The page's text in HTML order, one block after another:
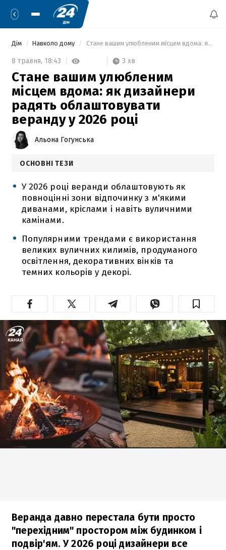
Дім Навколо дому Стане вашим улюбленим місцем вдома: як дизайнери радять облаштовувати веранду у 2026 році
8 травня, 18:43 3 хв
Стане вашим улюбленим
місцем вдома: як дизайнери
радять облаштовувати
веранду у 2026 році
Альона Гогунська
ОСНОВНІ ТЕЗИ
У 2026 році веранди облаштовують як
повноцінні зони відпочинку з м'якими
диванами, кріслами і навіть вуличними
камінами.
Популярними трендами є використання
великих вуличних килимів, продуманого
освітлення, декоративних вінків та
темних кольорів у декорі.
Веранда давно перестала бути просто
"перехідним" простором між будинком і
подвір'ям. У 2026 році дизайнери все